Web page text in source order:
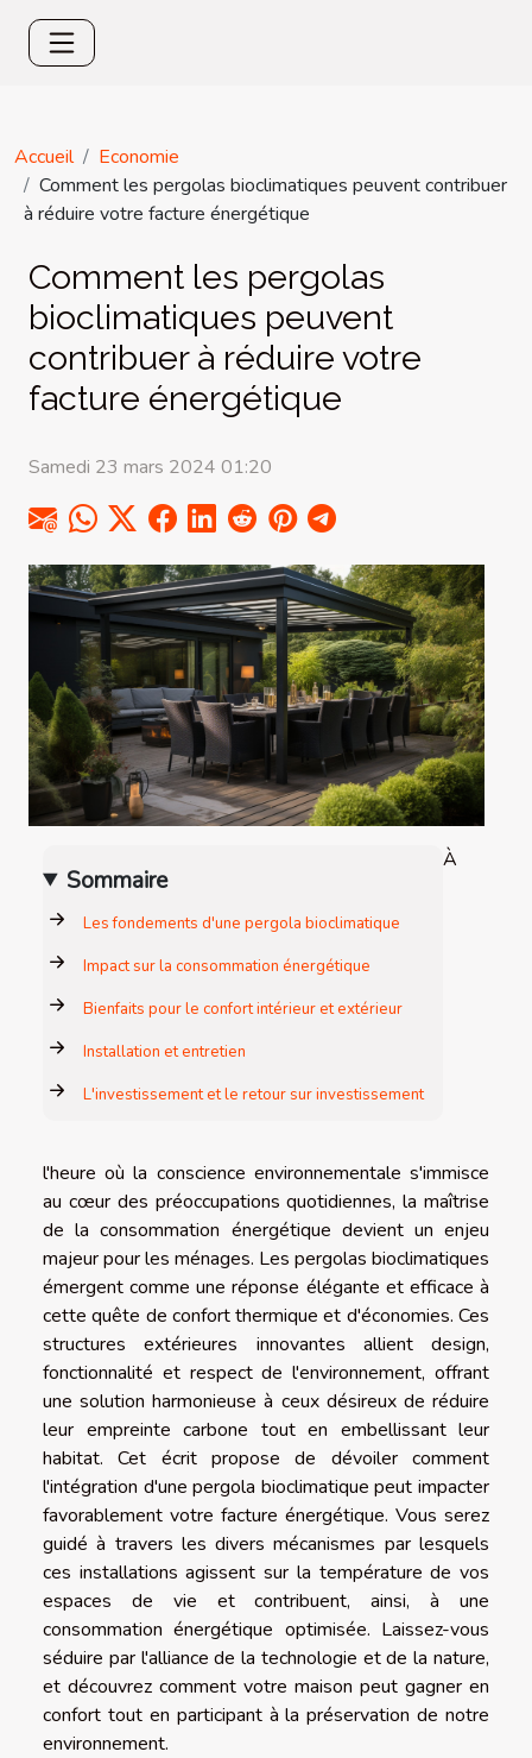
Accueil
Economie
Comment les pergolas bioclimatiques peuvent contribuer
à réduire votre facture énergétique
Comment les pergolas
bioclimatiques peuvent
contribuer à réduire votre
facture énergétique
Samedi 23 mars 2024 01:20
Sommaire
Les fondements d'une pergola bioclimatique
Impact sur la consommation énergétique
Bienfaits pour le confort intérieur et extérieur
Installation et entretien
L'investissement et le retour sur investissement
À
l'heure où la conscience environnementale s'immisce
au cœur des préoccupations quotidiennes, la maîtrise
de la consommation énergétique devient un enjeu
majeur pour les ménages. Les pergolas bioclimatiques
émergent comme une réponse élégante et efficace à
cette quête de confort thermique et d'économies. Ces
structures extérieures innovantes allient design,
fonctionnalité et respect de l'environnement, offrant
une solution harmonieuse à ceux désireux de réduire
leur empreinte carbone tout en embellissant leur
habitat. Cet écrit propose de dévoiler comment
l'intégration d'une pergola bioclimatique peut impacter
favorablement votre facture énergétique. Vous serez
guidé à travers les divers mécanismes par lesquels
ces installations agissent sur la température de vos
espaces de vie et contribuent, ainsi, à une
consommation énergétique optimisée. Laissez-vous
séduire par l'alliance de la technologie et de la nature,
et découvrez comment votre maison peut gagner en
confort tout en participant à la préservation de notre
environnement.